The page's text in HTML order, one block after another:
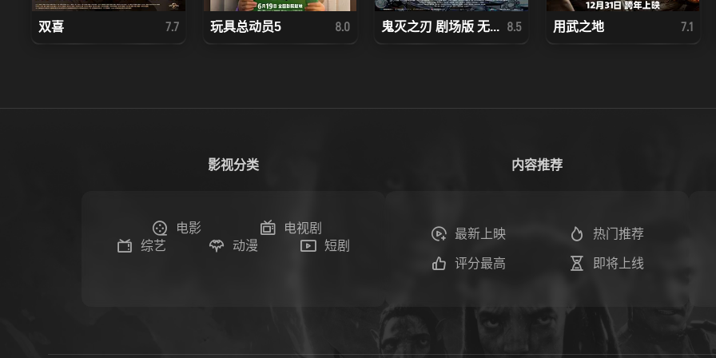
双喜 7.7 玩具总动员5 8.0 鬼灭之刃 剧场版 无... 8.5 用武之地 7.1
影视分类
电影
电视剧
综艺
动漫 短剧
内容推荐
最新上映 热门推荐
评分最高 即将上线